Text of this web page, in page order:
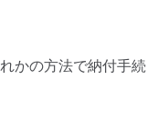
かの方法で納付手続